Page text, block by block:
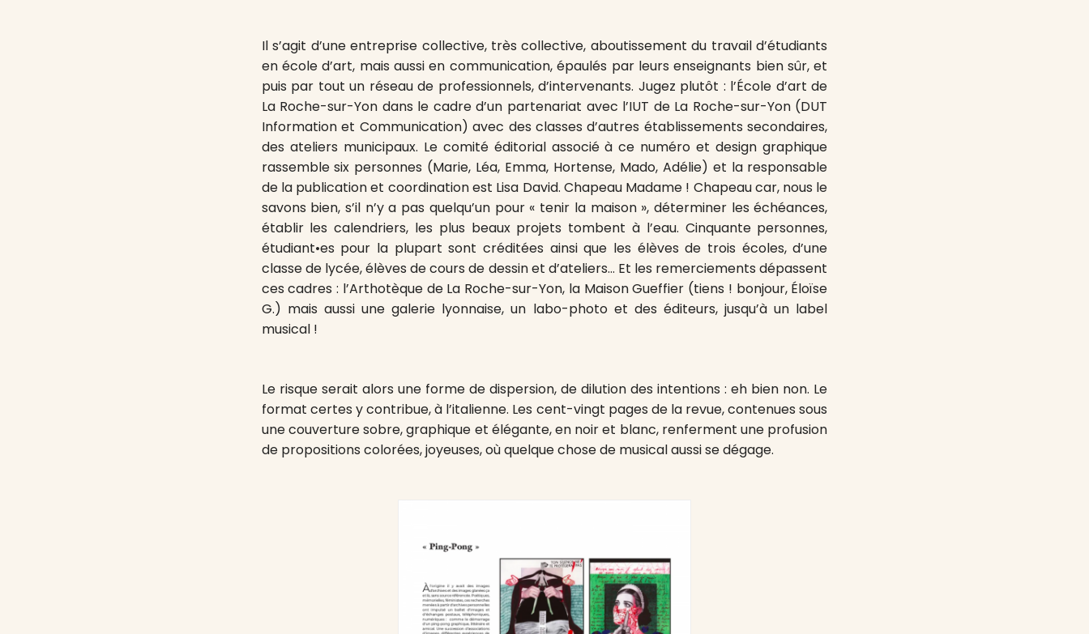
Il s’agit d’une entreprise collective, très collective, aboutissement du travail d’étudiants
en école d’art, mais aussi en communication, épaulés par leurs enseignants bien sûr, et
puis par tout un réseau de professionnels, d’intervenants. Jugez plutôt : l’École d’art de
La Roche-sur-Yon dans le cadre d’un partenariat avec l’IUT de La Roche-sur-Yon (DUT
Information et Communication) avec des classes d’autres établissements secondaires,
des ateliers municipaux. Le comité éditorial associé à ce numéro et design graphique
rassemble six personnes (Marie, Léa, Emma, Hortense, Mado, Adélie) et la responsable
de la publication et coordination est Lisa David. Chapeau Madame ! Chapeau car, nous le
savons bien, s’il n’y a pas quelqu’un pour « tenir la maison », déterminer les échéances,
établir les calendriers, les plus beaux projets tombent à l’eau. Cinquante personnes,
étudiant•es pour la plupart sont créditées ainsi que les élèves de trois écoles, d’une
classe de lycée, élèves de cours de dessin et d’ateliers… Et les remerciements dépassent
ces cadres : l’Arthotèque de La Roche-sur-Yon, la Maison Gueffier (tiens ! bonjour, Éloïse
G.) mais aussi une galerie lyonnaise, un labo-photo et des éditeurs, jusqu’à un label
musical !
Le risque serait alors une forme de dispersion, de dilution des intentions : eh bien non. Le
format certes y contribue, à l’italienne. Les cent-vingt pages de la revue, contenues sous
une couverture sobre, graphique et élégante, en noir et blanc, renferment une profusion
de propositions colorées, joyeuses, où quelque chose de musical aussi se dégage.